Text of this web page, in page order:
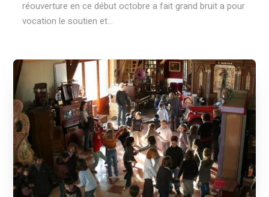
réouverture en ce début octobre a fait grand bruit a pour
vocation le soutien et...